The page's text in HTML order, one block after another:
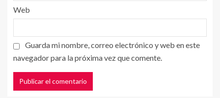
Web
Guarda mi nombre, correo electrónico y web en este
navegador para la próxima vez que comente.